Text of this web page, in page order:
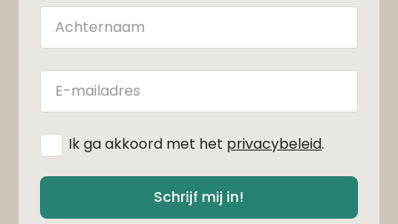
Achternaam
E-
mailadres
* Ik ga akkoord met het privacybeleid.
Schrijf mij in!